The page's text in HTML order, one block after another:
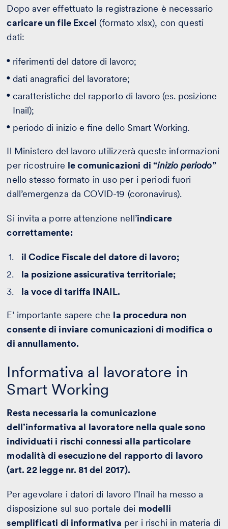
Dopo aver effettuato la registrazione è necessario
caricare un file Excel (formato xlsx), con questi
dati:
riferimenti del datore di lavoro;
dati anagrafici del lavoratore;
caratteristiche del rapporto di lavoro (es. posizione
Inail);
periodo di inizio e fine dello Smart Working.
Il Ministero del lavoro utilizzerà queste informazioni
per ricostruire le comunicazioni di “inizio periodo”
nello stesso formato in uso per i periodi fuori
dall’emergenza da COVID-19 (coronavirus).
Si invita a porre attenzione nell’indicare
correttamente:
il Codice Fiscale del datore di lavoro;
la posizione assicurativa territoriale;
la voce di tariffa INAIL.
E’ importante sapere che la procedura non
consente di inviare comunicazioni di modifica o
di annullamento.
Informativa al lavoratore in
Smart Working
Resta necessaria la comunicazione
dell’informativa al lavoratore nella quale sono
individuati i rischi connessi alla particolare
modalità di esecuzione del rapporto di lavoro
(art. 22 legge nr. 81 del 2017).
Per agevolare i datori di lavoro l’Inail ha messo a
disposizione sul suo portale dei modelli
semplificati di informativa per i rischi in materia di